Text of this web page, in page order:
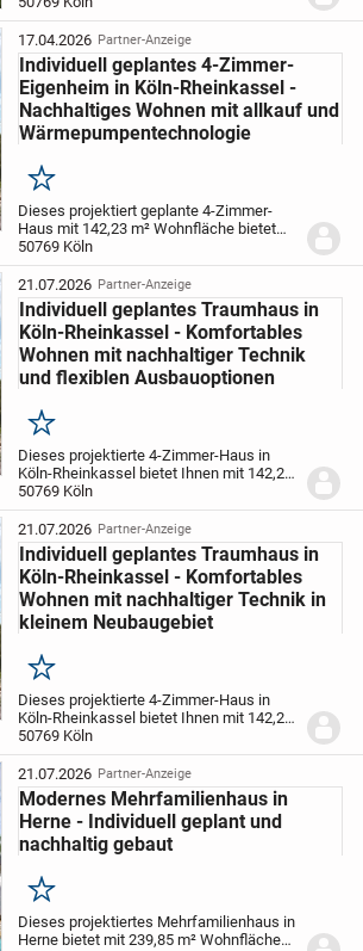
großzügigen Grundstück von 387 m² ein
ideales Zuhause, das ganz nach Ihren
Wünschen...
17.04.2026 Partner-Anzeige
Individuell geplantes 4-Zimmer-
Eigenheim in Köln-Rheinkassel -
Nachhaltiges Wohnen mit allkauf und
Wärmepumpentechnologie
Merken
Dieses projektiert geplante 4-Zimmer-
Haus mit 142,23 m² Wohnfläche bietet
Ihnen in 2 Etagen ein modernes und
komfortables Zuhause in Köln-
Rheinkassel. Mit 3 Schlafzimmern und
einem großzügigen...
50769 Köln
21.07.2026 Partner-Anzeige
Individuell geplantes Traumhaus in
Köln-Rheinkassel - Komfortables
Wohnen mit nachhaltiger Technik
und flexiblen Ausbauoptionen
Merken
Dieses projektierte 4-Zimmer-Haus in
Köln-Rheinkassel bietet Ihnen mit 142,23
m² Wohnfläche auf zwei Etagen und
einem großzügigen Grundstück von 387
m² ein ideales Zuhause, das ganz nach
Ihren...
50769 Köln
21.07.2026 Partner-Anzeige
Individuell geplantes Traumhaus in
Köln-Rheinkassel - Komfortables
Wohnen mit nachhaltiger Technik in
kleinem Neubaugebiet
Merken
Dieses projektierte 4-Zimmer-Haus in
Köln-Rheinkassel bietet Ihnen mit 142,23
m² Wohnfläche auf zwei Etagen und
einem großzügigen Grundstück von 387
m² ein ideales Zuhause, das ganz nach
Ihren...
50769 Köln
21.07.2026 Partner-Anzeige
Modernes Mehrfamilienhaus in
Herne - Individuell geplant und
nachhaltig gebaut
Merken
Dieses projektiertes Mehrfamilienhaus in
Herne bietet mit 239,85 m² Wohnfläche